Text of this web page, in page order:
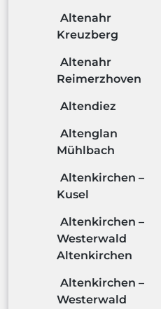
Altenahr
Kreuzberg
Altenahr
Reimerzhoven
Altendiez
Altenglan
Mühlbach
Altenkirchen –
Kusel
Altenkirchen –
Westerwald
Altenkirchen
Altenkirchen –
Westerwald